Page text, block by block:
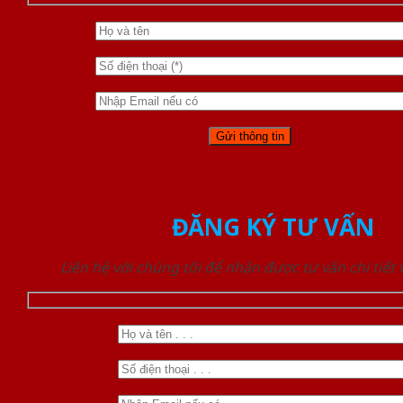
ĐĂNG KÝ TƯ VẤN
Liên hệ với chúng tôi để nhận được tư vấn chi tiết